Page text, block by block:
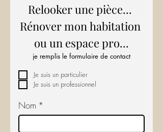
Relooker une pièce...
Rénover mon habitation
ou un espace pro...
je remplis le formulaire de contact
Je suis un particulier
Je suis un professionnel
Nom *